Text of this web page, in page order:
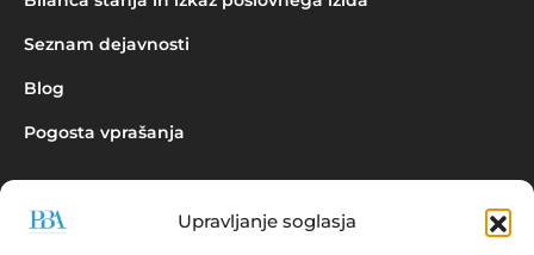
Upravljanje soglasja
Seznam dejavnosti
Blog
Pogosta vprašanja
Povpraševanje